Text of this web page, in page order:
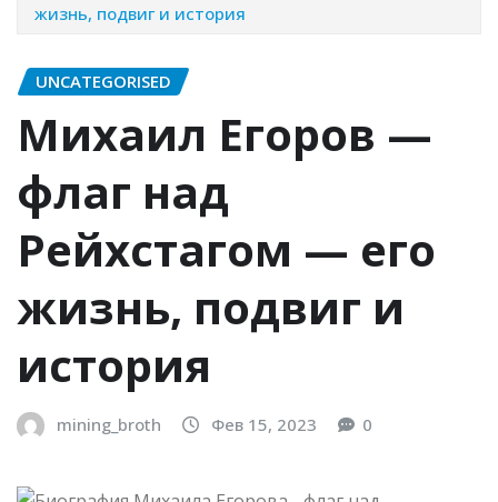
жизнь, подвиг и история
UNCATEGORISED
Михаил Егоров —
флаг над
Рейхстагом — его
жизнь, подвиг и
история
mining_broth Фев 15, 2023 0